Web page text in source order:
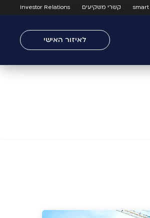
קשרי משקיעים Investor Relations
לאיזור האישי